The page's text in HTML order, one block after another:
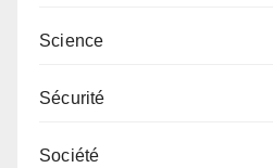
Science
Sécurité
Société